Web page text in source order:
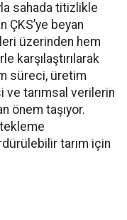
sahada titizlikle
ÇKS’ye beyan
üzerinden hem
karşılaştırılarak
süreci, üretim
ve tarımsal verilerin
önem taşıyor.
tarım için